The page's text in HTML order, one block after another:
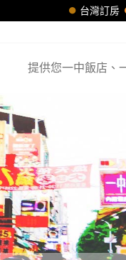
台灣訂房
提供您一中飯店